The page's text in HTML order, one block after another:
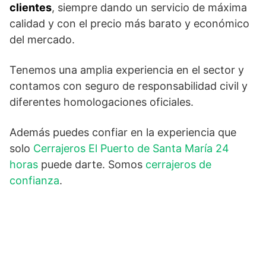
clientes, siempre dando un servicio de máxima
calidad y con el precio más barato y económico
del mercado.
Tenemos una amplia experiencia en el sector y
contamos con seguro de responsabilidad civil y
diferentes homologaciones oficiales.
Además puedes confiar en la experiencia que
solo Cerrajeros El Puerto de Santa María 24
horas puede darte. Somos cerrajeros de
confianza.